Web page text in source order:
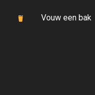
Vouw een bak